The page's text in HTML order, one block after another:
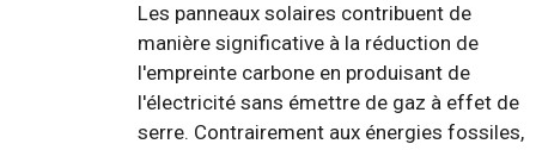
Les panneaux solaires contribuent de
manière significative à la réduction de
l'empreinte carbone en produisant de
l'électricité sans émettre de gaz à effet de
serre. Contrairement aux énergies fossiles,